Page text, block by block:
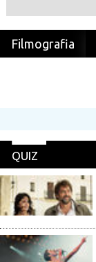
Filmografia
QUIZ